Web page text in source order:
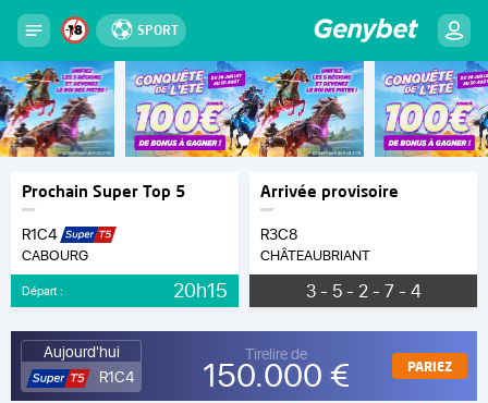
SPORT
Prochain Super Top 5
R1C4
CABOURG
Départ : 20h15
Arrivée provisoire
R3C8
CHÂTEAUBRIANT
3 - 5 - 2 - 7 - 4
Aujourd'hui
R1C4
Tirelire de
150.000 € PARIEZ